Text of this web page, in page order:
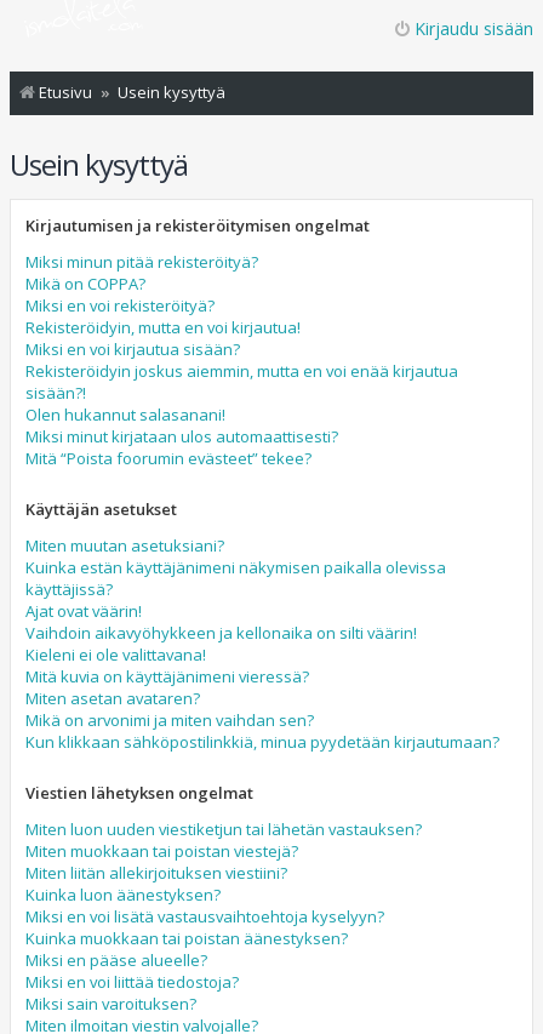
Kirjaudu sisään
Etusivu Usein kysyttyä
Usein kysyttyä
Kirjautumisen ja rekisteröitymisen ongelmat
Miksi minun pitää rekisteröityä?
Mikä on COPPA?
Miksi en voi rekisteröityä?
Rekisteröidyin, mutta en voi kirjautua!
Miksi en voi kirjautua sisään?
Rekisteröidyin joskus aiemmin, mutta en voi enää kirjautua
sisään?!
Olen hukannut salasanani!
Miksi minut kirjataan ulos automaattisesti?
Mitä “Poista foorumin evästeet” tekee?
Käyttäjän asetukset
Miten muutan asetuksiani?
Kuinka estän käyttäjänimeni näkymisen paikalla olevissa
käyttäjissä?
Ajat ovat väärin!
Vaihdoin aikavyöhykkeen ja kellonaika on silti väärin!
Kieleni ei ole valittavana!
Mitä kuvia on käyttäjänimeni vieressä?
Miten asetan avataren?
Mikä on arvonimi ja miten vaihdan sen?
Kun klikkaan sähköpostilinkkiä, minua pyydetään kirjautumaan?
Viestien lähetyksen ongelmat
Miten luon uuden viestiketjun tai lähetän vastauksen?
Miten muokkaan tai poistan viestejä?
Miten liitän allekirjoituksen viestiini?
Kuinka luon äänestyksen?
Miksi en voi lisätä vastausvaihtoehtoja kyselyyn?
Kuinka muokkaan tai poistan äänestyksen?
Miksi en pääse alueelle?
Miksi en voi liittää tiedostoja?
Miksi sain varoituksen?
Miten ilmoitan viestin valvojalle?